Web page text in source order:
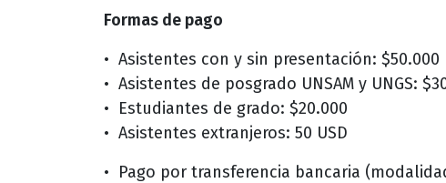
Formas de pago
•⁠ ⁠Asistentes con y sin presentación: $50.000
•⁠ ⁠Asistentes de posgrado UNSAM y UNGS:
•⁠ ⁠Estudiantes de grado: $20.000
•⁠ ⁠Asistentes extranjeros: 50 USD
•⁠ ⁠Pago por transferencia bancaria